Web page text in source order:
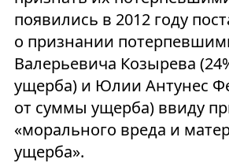
появились в 2012 году
о признании
Валерьевича Козырева
ущерба) и Юлии Антунес
от суммы ущерба) ввиду
«морального вреда и
ущерба».